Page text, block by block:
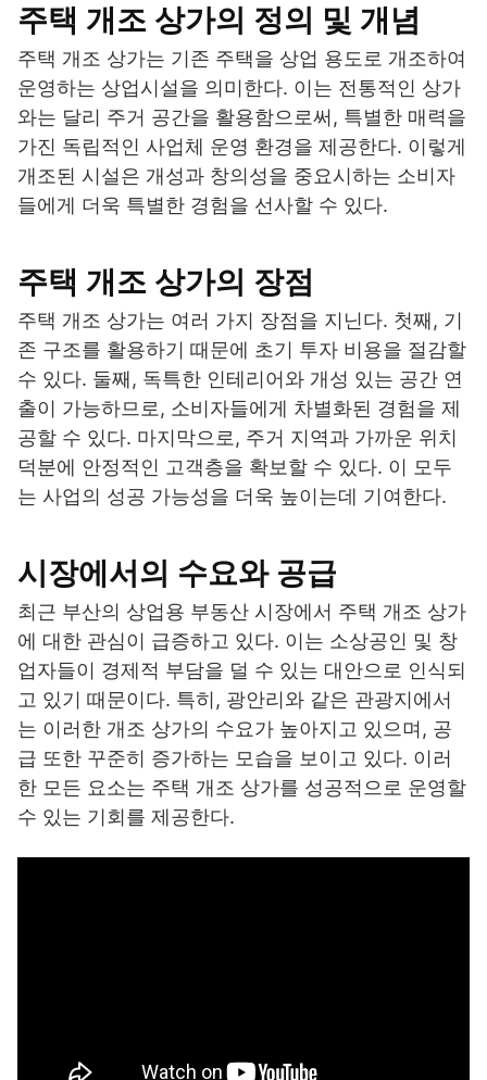
주택 개조 상가의 정의 및 개념
주택 개조 상가는 기존 주택을 상업 용도로 개조하여
운영하는 상업시설을 의미한다. 이는 전통적인 상가
와는 달리 주거 공간을 활용함으로써, 특별한 매력을
가진 독립적인 사업체 운영 환경을 제공한다. 이렇게
개조된 시설은 개성과 창의성을 중요시하는 소비자
들에게 더욱 특별한 경험을 선사할 수 있다.
주택 개조 상가의 장점
주택 개조 상가는 여러 가지 장점을 지닌다. 첫째, 기
존 구조를 활용하기 때문에 초기 투자 비용을 절감할
수 있다. 둘째, 독특한 인테리어와 개성 있는 공간 연
출이 가능하므로, 소비자들에게 차별화된 경험을 제
공할 수 있다. 마지막으로, 주거 지역과 가까운 위치
덕분에 안정적인 고객층을 확보할 수 있다. 이 모두
는 사업의 성공 가능성을 더욱 높이는데 기여한다.
시장에서의 수요와 공급
최근 부산의 상업용 부동산 시장에서 주택 개조 상가
에 대한 관심이 급증하고 있다. 이는 소상공인 및 창
업자들이 경제적 부담을 덜 수 있는 대안으로 인식되
고 있기 때문이다. 특히, 광안리와 같은 관광지에서
는 이러한 개조 상가의 수요가 높아지고 있으며, 공
급 또한 꾸준히 증가하는 모습을 보이고 있다. 이러
한 모든 요소는 주택 개조 상가를 성공적으로 운영할
수 있는 기회를 제공한다.